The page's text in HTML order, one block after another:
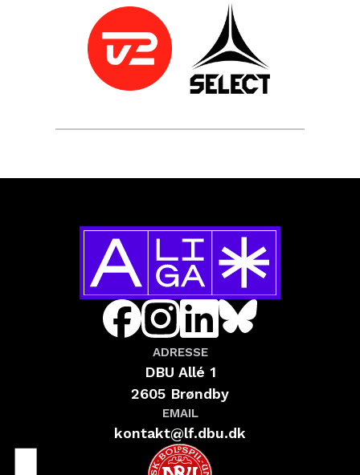
ADRESSE
DBU Allé 1
2605 Brøndby
EMAIL
kontakt@lf.dbu.dk